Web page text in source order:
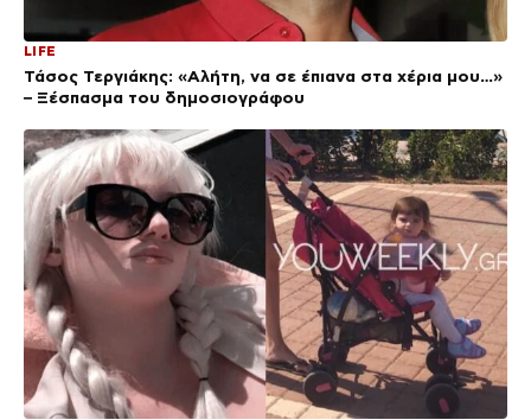
LIFE
Τάσος Τεργιάκης: «Αλήτη, να σε έπιανα στα χέρια μου…»
– Ξέσπασμα του δημοσιογράφου